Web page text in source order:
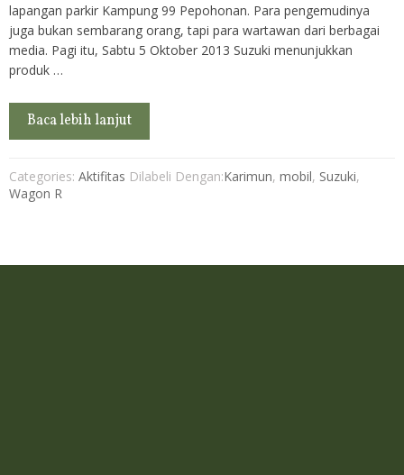
lapangan parkir Kampung 99 Pepohonan. Para pengemudinya
juga bukan sembarang orang, tapi para wartawan dari berbagai
media. Pagi itu, Sabtu 5 Oktober 2013 Suzuki menunjukkan
produk …
Baca lebih lanjut
Categories: Aktifitas Dilabeli Dengan:Karimun, mobil, Suzuki,
Wagon R